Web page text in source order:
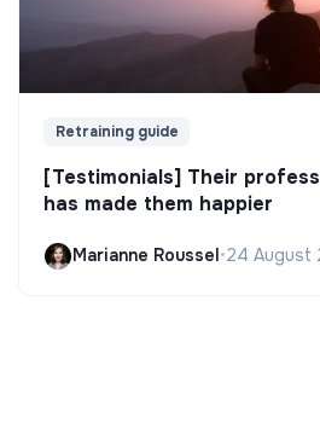
Retraining guide
[Testimonials] Their
has made them happier
Marianne Roussel •24 August